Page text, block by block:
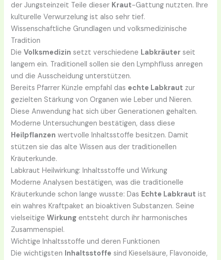
der Jungsteinzeit Teile dieser Kraut-Gattung nutzten. Ihre
kulturelle Verwurzelung ist also sehr tief.
Wissenschaftliche Grundlagen und volksmedizinische
Tradition
DieVolksmedizin setzt verschiedene Labkräuter seit
langem ein. Traditionell sollen sie den Lymphfluss anregen
und die Ausscheidung unterstützen.
Bereits Pfarrer Künzle empfahl das echte Labkraut zur
gezielten Stärkung von Organen wie Leber und Nieren.
Diese Anwendung hat sich über Generationen gehalten.
Moderne Untersuchungen bestätigen, dass diese
Heilpflanzen wertvolle Inhaltsstoffe besitzen. Damit
stützen sie das alte Wissen aus der traditionellen
Kräuterkunde.
Labkraut Heilwirkung: Inhaltsstoffe und Wirkung
Moderne Analysen bestätigen, was die traditionelle
Kräuterkunde schon lange wusste: Das Echte Labkraut ist
ein wahres Kraftpaket an bioaktiven Substanzen. Seine
vielseitigeWirkung entsteht durch ihr harmonisches
Zusammenspiel.
Wichtige Inhaltsstoffe und deren Funktionen
Die wichtigsten Inhaltsstoffe sind Kieselsäure, Flavonoide,